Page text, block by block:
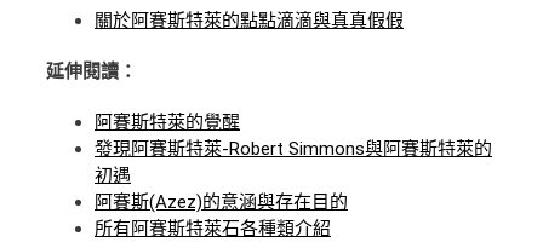
關於阿賽斯特萊的點點滴滴與真真假假
延伸閱讀：
阿賽斯特萊的覺醒
發現阿賽斯特萊-Robert Simmons與阿賽斯特萊的
初遇
阿賽斯(Azez)的意涵與存在目的
所有阿賽斯特萊石各種類介紹